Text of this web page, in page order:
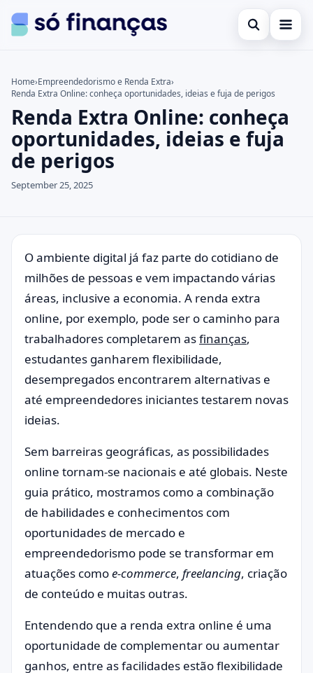
Open search
Empréstimos
Investimentos
Search the site
Search for:
Press Enter to search or ESC to close.
Home›Empreendedorismo e Renda Extra›
Renda Extra Online: conheça oportunidades, ideias e fuja de perigos
Renda Extra Online: conheça
oportunidades, ideias e fuja
de perigos
September 25, 2025
O ambiente digital já faz parte do cotidiano de
milhões de pessoas e vem impactando várias
áreas, inclusive a economia. A renda extra
online, por exemplo, pode ser o caminho para
trabalhadores completarem asfinanças,
estudantes ganharem flexibilidade,
desempregados encontrarem alternativas e
até empreendedores iniciantes testarem novas
ideias.
Sem barreiras geográficas, as possibilidades
online tornam-se nacionais e até globais. Neste
guia prático, mostramos como a combinação
de habilidades e conhecimentos com
oportunidades de mercado e
empreendedorismo pode se transformar em
atuações comoe-commerce, freelancing, criação
de conteúdo e muitas outras.
Entendendo que a renda extra online é uma
oportunidade de complementar ou aumentar
ganhos, entre as facilidades estão flexibilidade